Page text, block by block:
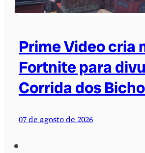
Prime Video cria
Fortnite para
Corrida dos
07 de agosto de 2026